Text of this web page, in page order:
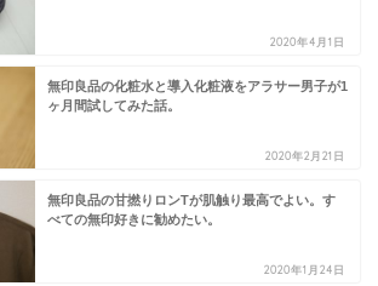
2020年4月1日
無印良品の化粧水と導入化粧液をアラサー男子が1
ヶ月間試してみた話。
2020年2月21日
無印良品の甘撚りロンTが肌触り最高でよい。す
べての無印好きに勧めたい。
2020年1月24日